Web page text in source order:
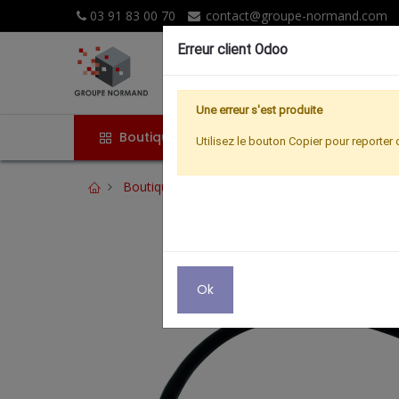
03 91 83 00 70 contact@groupe-normand.com
Boutique Accueil
Boutique
Erreur client Odoo
Une erreur s'est produite
Utilisez le bouton Copier pour reporter
Ok